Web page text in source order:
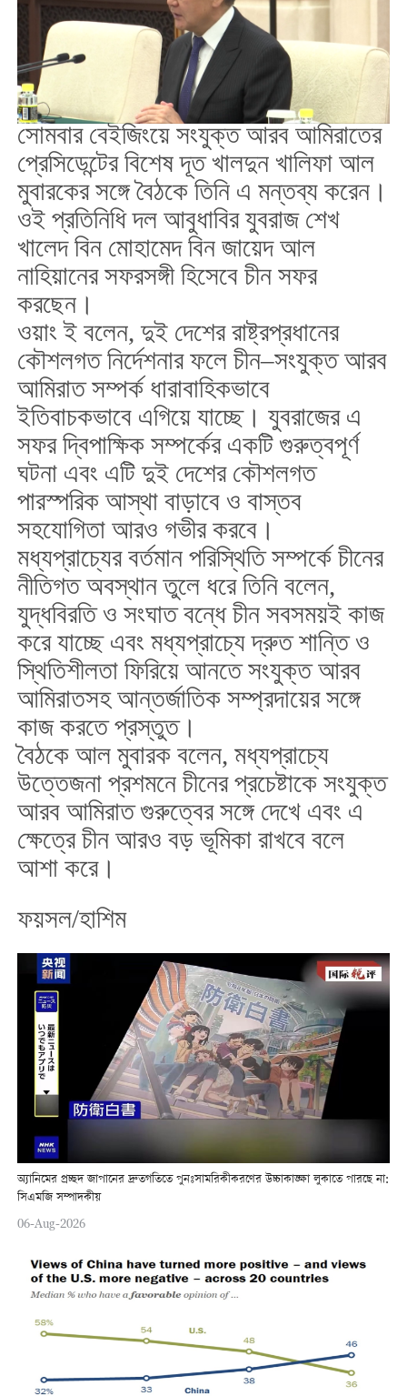
সোমবার বেইজিংয়ে সংযুক্ত আরব আমিরাতের
প্রেসিডেন্টের বিশেষ দূত খালদুন খালিফা আল
মুবারকের সঙ্গে বৈঠকে তিনি এ মন্তব্য করেন।
ওই প্রতিনিধি দল আবুধাবির যুবরাজ শেখ
খালেদ বিন মোহামেদ বিন জায়েদ আল
নাহিয়ানের সফরসঙ্গী হিসেবে চীন সফর
করছেন।
ওয়াং ই বলেন, দুই দেশের রাষ্ট্রপ্রধানের
কৌশলগত নির্দেশনার ফলে চীন–সংযুক্ত আরব
আমিরাত সম্পর্ক ধারাবাহিকভাবে
ইতিবাচকভাবে এগিয়ে যাচ্ছে। যুবরাজের এ
সফর দ্বিপাক্ষিক সম্পর্কের একটি গুরুত্বপূর্ণ
ঘটনা এবং এটি দুই দেশের কৌশলগত
পারস্পরিক আস্থা বাড়াবে ও বাস্তব
সহযোগিতা আরও গভীর করবে।
মধ্যপ্রাচ্যের বর্তমান পরিস্থিতি সম্পর্কে চীনের
নীতিগত অবস্থান তুলে ধরে তিনি বলেন,
যুদ্ধবিরতি ও সংঘাত বন্ধে চীন সবসময়ই কাজ
করে যাচ্ছে এবং মধ্যপ্রাচ্যে দ্রুত শান্তি ও
স্থিতিশীলতা ফিরিয়ে আনতে সংযুক্ত আরব
আমিরাতসহ আন্তর্জাতিক সম্প্রদায়ের সঙ্গে
কাজ করতে প্রস্তুত।
বৈঠকে আল মুবারক বলেন, মধ্যপ্রাচ্যে
উত্তেজনা প্রশমনে চীনের প্রচেষ্টাকে সংযুক্ত
আরব আমিরাত গুরুত্বের সঙ্গে দেখে এবং এ
ক্ষেত্রে চীন আরও বড় ভূমিকা রাখবে বলে
আশা করে।
ফয়সল/হাশিম
অ্যানিমের প্রচ্ছদ জাপানের দ্রুতগতিতে পুনঃসামরিকীকরণের উচ্চাকাঙ্ক্ষা লুকাতে পারছে না:
সিএমজি সম্পাদকীয়
06-Aug-2026